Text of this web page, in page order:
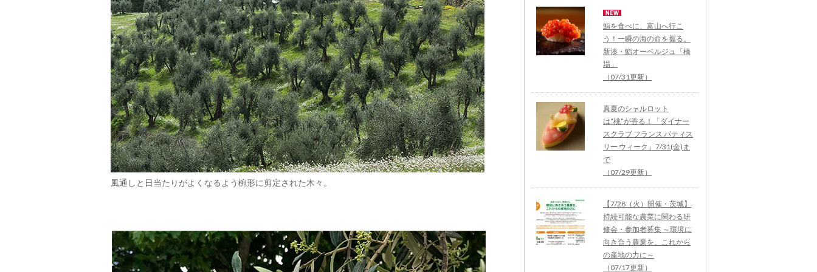
風通しと日当たりがよくなるよう椀形に剪定された木々。
鮨を食べに、富山へ行こ
う！一瞬の海の命を握る。
新湊・鮨オーベルジュ「橋
場」
（07/31更新）
真夏のシャルロット
は“桃”が香る！「ダイナー
スクラブ フランス パティス
リー ウィーク」7/31(金)ま
で
（07/29更新）
【7/28（火）開催・茨城】
持続可能な農業に関わる研
修会・参加者募集 ～環境に
向き合う農業を、これから
の産地の力に～
（07/17更新）